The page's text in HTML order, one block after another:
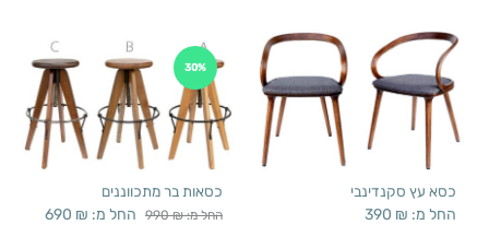
כסא עץ סקנדינבי
החל מ: 390 ₪
30%
כסאות בר מתכווננים
החל מ: 990₪ החל מ: 690 ₪